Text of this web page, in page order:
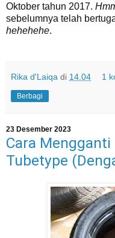
Oktober tahun 2017.
sebelumnya telah
hehehehe.
Rika d'Laiqa di 14.04 1
Berbagi
23 Desember 2023
Cara
Tubetype